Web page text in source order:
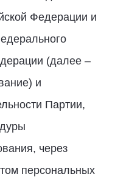
Федерации и
(далее –
и
Партии,
через
персональных